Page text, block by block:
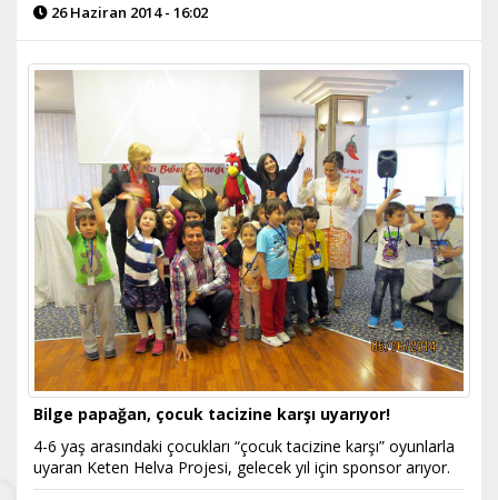
26 Haziran 2014 - 16:02
Bilge papağan, çocuk tacizine karşı uyarıyor!
4-6 yaş arasındaki çocukları “çocuk tacizine karşı” oyunlarla
uyaran Keten Helva Projesi, gelecek yıl için sponsor arıyor.